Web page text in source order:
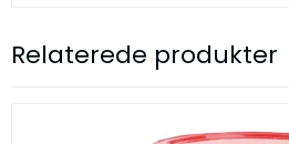
Relaterede produkter